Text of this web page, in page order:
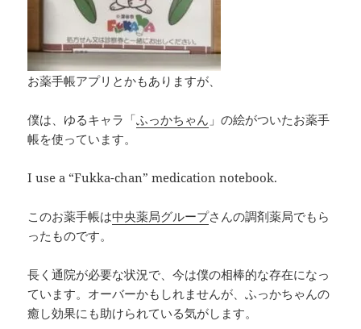
お薬手帳アプリとかもありますが、
僕は、ゆるキャラ「ふっかちゃん 」の絵がついたお薬手
帳を使っています。
I use a “Fukka-chan” medication notebook.
このお薬手帳は中央薬局グループさんの調剤薬局でもら
ったものです。
長く通院が必要な状況で、今は僕の相棒的な存在になっ
ています。オーバーかもしれませんが、ふっかちゃんの
癒し効果にも助けられている気がします。